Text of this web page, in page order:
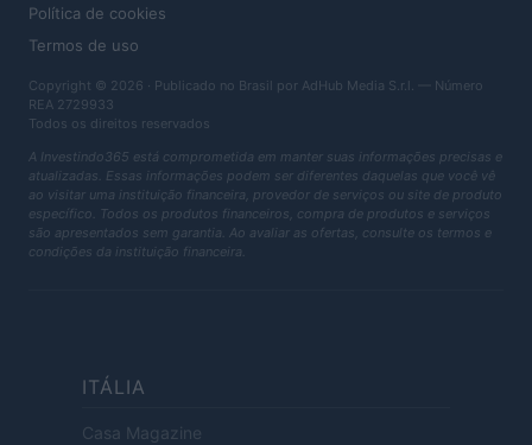
Política de cookies
Termos de uso
Copyright © 2026 · Publicado no Brasil por AdHub Media S.r.l. — Número
REA 2729933
Todos os direitos reservados
A Investindo365 está comprometida em manter suas informações precisas e
atualizadas. Essas informações podem ser diferentes daquelas que você vê
ao visitar uma instituição financeira, provedor de serviços ou site de produto
específico. Todos os produtos financeiros, compra de produtos e serviços
são apresentados sem garantia. Ao avaliar as ofertas, consulte os termos e
condições da instituição financeira.
ITÁLIA
Casa Magazine